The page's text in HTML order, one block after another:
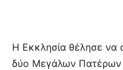
Η Εκκλησία θέλησε να
δύο Μεγάλων Πατέρων